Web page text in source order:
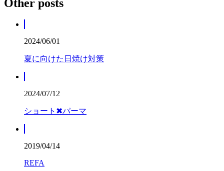
Other posts
2024/06/01
夏に向けた日焼け対策
2024/07/12
ショート✖︎パーマ
2019/04/14
REFA